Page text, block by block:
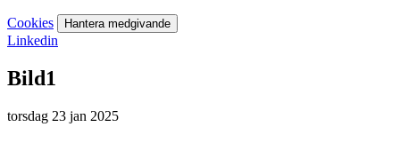
Cookies Hantera medgivande
Linkedin
Bild1
torsdag 23 jan 2025